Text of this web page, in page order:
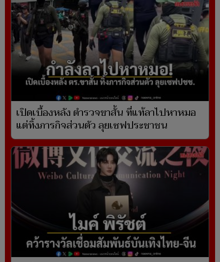
เปิดเบื้องหลัง ตำรวจขาสั้น ที่แท้ลาไปหาหมอ
แต่ทิ้งภารกิจส่วนตัว ลุยเซฟประชาชน